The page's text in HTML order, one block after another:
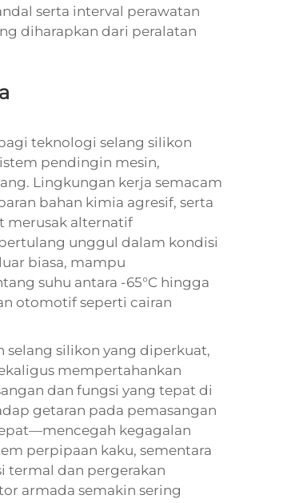
serta interval perawatan
diharapkan dari peralatan
teknologi selang silikon
pendingin mesin,
Lingkungan kerja semacam
bahan kimia agresif, serta
merusak alternatif
unggul dalam kondisi
biasa, mampu
suhu antara -65°C hingga
otomotif seperti cairan
selang silikon yang diperkuat,
mempertahankan
dan fungsi yang tepat di
getaran pada pemasangan
kegagalan
perpipaan kaku, sementara
termal dan pergerakan
armada semakin sering